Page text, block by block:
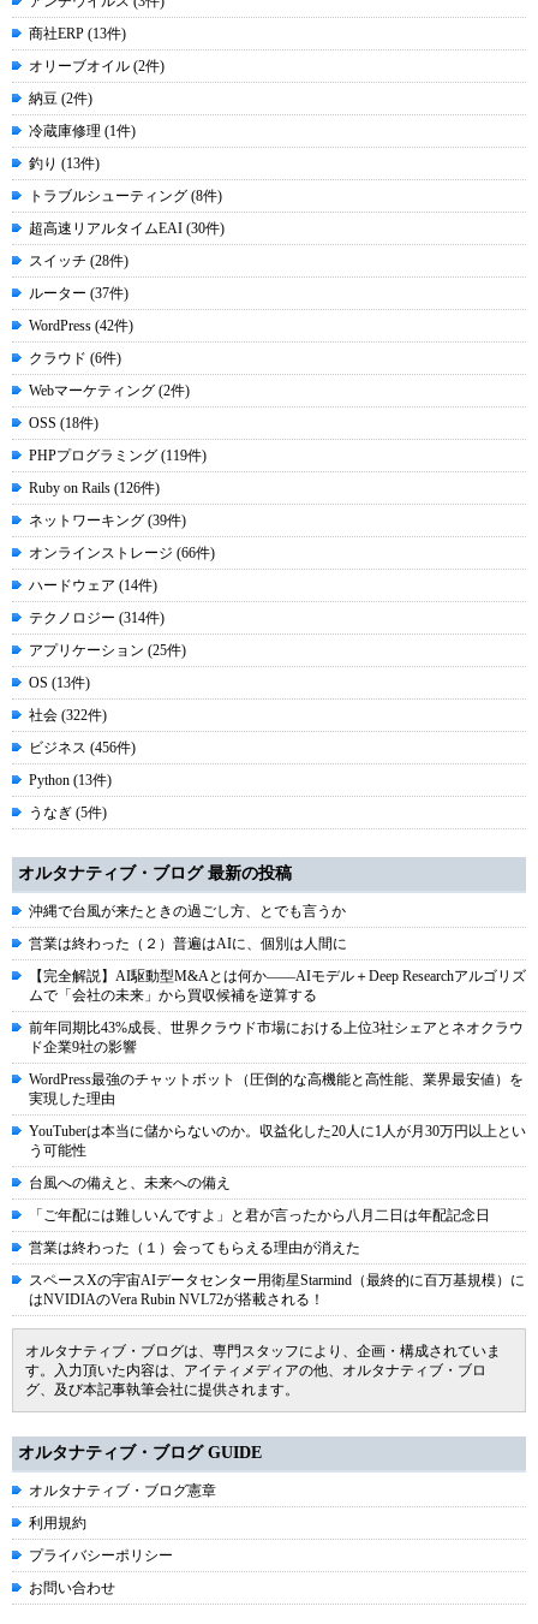
商社ERP (13件)
オリーブオイル (2件)
納豆 (2件)
冷蔵庫修理 (1件)
釣り (13件)
トラブルシューティング (8件)
超高速リアルタイムEAI (30件)
スイッチ (28件)
ルーター (37件)
WordPress (42件)
クラウド (6件)
Webマーケティング (2件)
OSS (18件)
PHPプログラミング (119件)
Ruby on Rails (126件)
ネットワーキング (39件)
オンラインストレージ (66件)
ハードウェア (14件)
テクノロジー (314件)
アプリケーション (25件)
OS (13件)
社会 (322件)
ビジネス (456件)
Python (13件)
うなぎ (5件)
オルタナティブ・ブログ 最新の投稿
沖縄で台風が来たときの過ごし方、とでも言うか
営業は終わった（２）普遍はAIに、個別は人間に
【完全解説】AI駆動型M&Aとは何か――AIモデル＋Deep Researchアルゴリズ
ムで「会社の未来」から買収候補を逆算する
前年同期比43%成長、世界クラウド市場における上位3社シェアとネオクラウ
ド企業9社の影響
WordPress最強のチャットボット（圧倒的な高機能と高性能、業界最安値）を
実現した理由
YouTuberは本当に儲からないのか。収益化した20人に1人が月30万円以上とい
う可能性
台風への備えと、未来への備え
「ご年配には難しいんですよ」と君が言ったから八月二日は年配記念日
営業は終わった（１）会ってもらえる理由が消えた
スペースXの宇宙AIデータセンター用衛星Starmind（最終的に百万基規模）に
はNVIDIAのVera Rubin NVL72が搭載される！
オルタナティブ・ブログは、専門スタッフにより、企画・構成されていま
す。入力頂いた内容は、アイティメディアの他、オルタナティブ・ブロ
グ、及び本記事執筆会社に提供されます。
オルタナティブ・ブログ GUIDE
オルタナティブ・ブログ憲章
利用規約
プライバシーポリシー
お問い合わせ